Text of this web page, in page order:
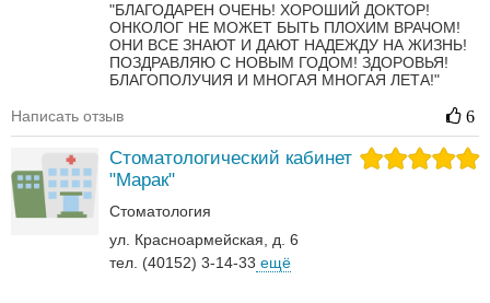
"БЛАГОДАРЕН ОЧЕНЬ! ХОРОШИЙ ДОКТОР!
ОНКОЛОГ НЕ МОЖЕТ БЫТЬ ПЛОХИМ ВРАЧОМ!
ОНИ ВСЕ ЗНАЮТ И ДАЮТ НАДЕЖДУ НА ЖИЗНЬ!
ПОЗДРАВЛЯЮ С НОВЫМ ГОДОМ! ЗДОРОВЬЯ!
БЛАГОПОЛУЧИЯ И МНОГАЯ МНОГАЯ ЛЕТА!"
Написать отзыв 6
Стоматологический кабинет
"Марак"
Стоматология
ул. Красноармейская, д. 6
тел. (40152) 3-14-33 ещё